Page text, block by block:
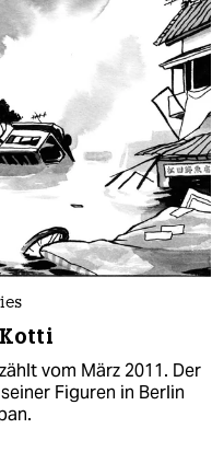
vom März 2011. Der
Figuren in Berlin